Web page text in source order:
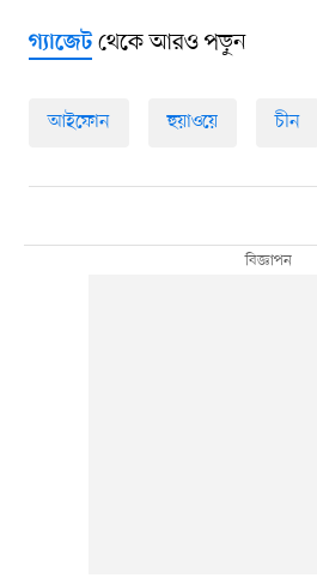
গ্যাজেটথেকে আরও পড়ুন
আইফোন হুয়াওয়ে চীন